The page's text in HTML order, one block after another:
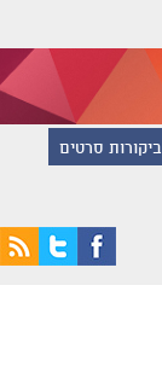
ביקורות סרטים